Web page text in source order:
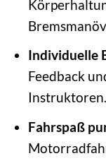
Individuelle
Feedback
Instruktoren.
Fahrspaß